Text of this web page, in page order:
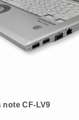
CF-LV9